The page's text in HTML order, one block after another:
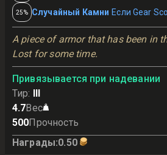
25% Случайный Камни Если Gear
A piece of armor that has been in
Lost for some time.
Привязывается при надевании
Тир: III
4.7Вес
500Прочность
Награды:0.50